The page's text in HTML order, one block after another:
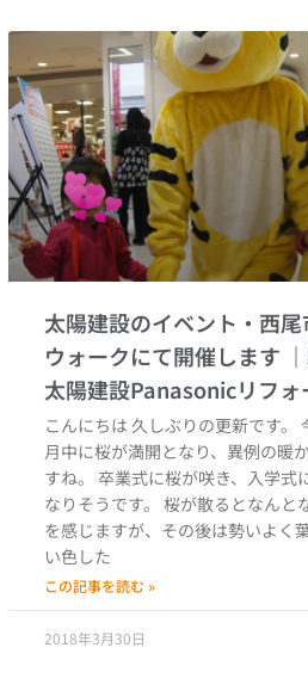
太陽建設のイベント・西
ウォークにて開催します
こんにちは 久しぶりの更新です
月中に桜が満開となり、異例の暖
すね。 卒業式に桜が咲き、入学式
なりそうです。 桜が散るとなんと
を感じますが、その後は勢いよく
い色した
この記事を読む »
2018年3月30日